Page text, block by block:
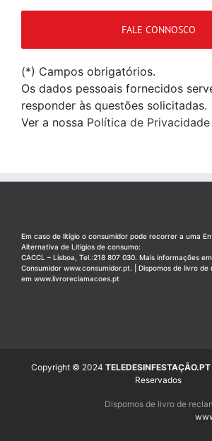
(*) Campos obrigatórios.
Os dados pessoais fornecidos
responder às questões solicitadas.
Ver a nossa Política de Privacidade
Em caso de litígio o consumidor pode recorrer a uma
Alternativa de Litígios de consumo:
CACCL – Lisboa, Tel.:218 807 030. Mais informações
Consumidor www.consumidor.pt. | Dispomos de livro
em www.livroreclamacoes.pt
Copyright © 2024 TELEDESINFESTAÇÃO.PT
Reservados
Dispomos de livro de